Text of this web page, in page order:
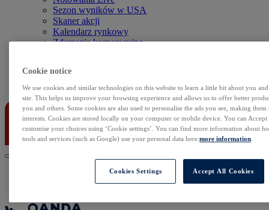
Sezon wyników w USA
Skaner akcji
Kalendarz rynkowy
Zdarzenia korporacyjne
Kontakt
Cookie notice
We use cookies and similar technologies on this website to learn a little bit about you
site. This helps us improve your browsing experience and allows us to offer better
you and others. Some cookies are also used to personalise the ads you see, making
interests. Cookies are stored locally on your computer or mobile device. You can
customise your choices using ‘Cookie settings’. You can find more information about
tools and services (such as Google) use your personal data here:more information
Cookies Settings Accept All Cookies